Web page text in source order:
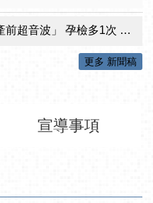
」 孕檢多1次 準媽咪「超」安心！
更多 新聞稿
宣導事項